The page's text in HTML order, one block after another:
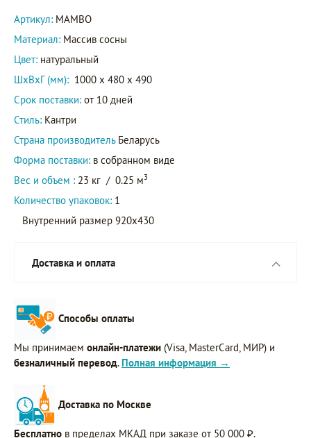
Артикул: MAMBO
Материал: Массив сосны
Цвет: натуральный
ШxВxГ (мм): 1000 x 480 x 490
Срок поставки: от 10 дней
Стиль: Кантри
Страна производитель Беларусь
Форма поставки: в собранном виде
Вес и объем : 23 кг / 0.25 м3
Количество упаковок: 1
Внутренний размер 920х430
Доставка и оплата
Способы оплаты
Мы принимаем онлайн-платежи (Visa, MasterCard, МИР) и
безналичный перевод. Полная информация →
Доставка по Москве
Бесплатно в пределах МКАД при заказе от 50 000 ₽.